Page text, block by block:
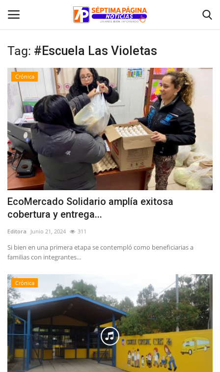
Inicio
Crónica
Policial
Tribunales
Deporte
Política
Espectáculos
Tag: #Escuela Las Violetas
Crónica
EcoMercado Solidario amplía exitosa
cobertura y entrega...
Editora Junio 21, 2024 311
Si bien en una primera etapa se contempló como beneficiarias a
familias con integrantes...
Crónica